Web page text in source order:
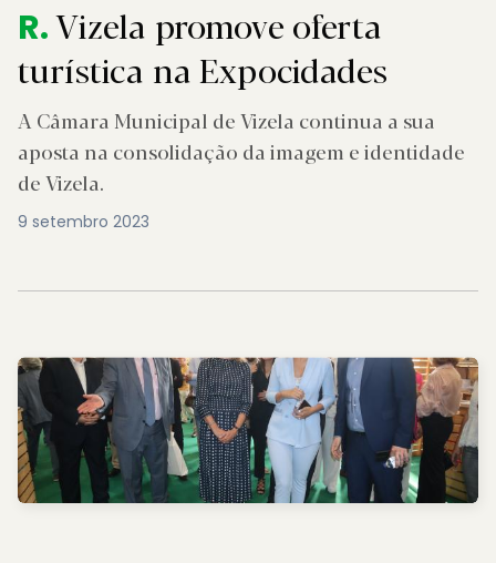
R.Vizela promove oferta
turística na Expocidades
A Câmara Municipal de Vizela continua a sua
aposta na consolidação da imagem e identidade
de Vizela.
9 setembro 2023